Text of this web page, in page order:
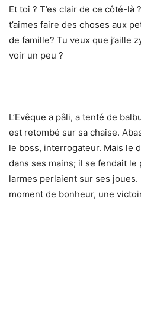
Et toi ? T’es clair de ce côté-là
t’aimes faire des choses aux
de famille? Tu veux que j’aille
voir un peu ?
L’Evêque a pâli, a tenté de
est retombé sur sa chaise.
le boss, interrogateur. Mais le
dans ses mains; il se fendait
larmes perlaient sur ses
moment de bonheur, une